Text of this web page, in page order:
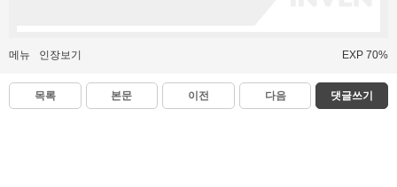
메뉴 인장보기 EXP 70%
목록 본문 이전 다음 댓글쓰기